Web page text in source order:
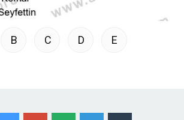
B C D E